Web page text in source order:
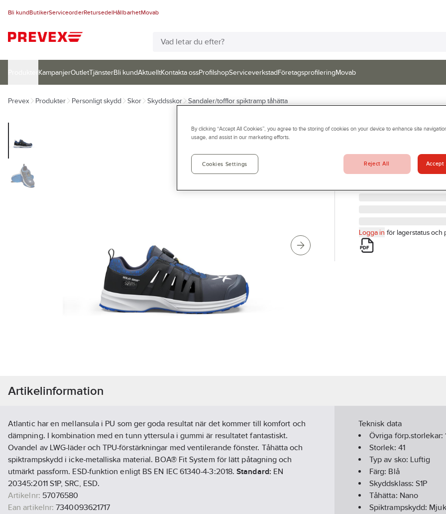
Bli kundButikerServiceorderRetursedelHållbarhetMovab
KampanjerOutletTjänsterBli kundAktuelltKontakta ossProfilshopServiceverkstadFöretagsprofileringMovab
Prevex Produkter Personligt skydd Skor Skyddsskor Sandaler/tofflor spiktramp tåhätta
SOLID GEAR
Skyddssandal
SKYDDSSANDAL
Artikelnr: 57076580
Logga in för lagerstatus och
Artikelinformation
Atlantic har en mellansula i PU som ger goda resultat när det kommer till komfort och
dämpning. I kombination med en tunn yttersula i gummi är resultatet fantastiskt.
Ovandel av LWG-läder och TPU-förstärkningar med ventilerande fönster. Tåhätta och
spiktrampskydd i icke-metalliska material. BOA® Fit System för lätt påtagning och
utmärkt passform. ESD-funktion enligt BS EN IEC 61340-4-3:2018.Standard: EN
20345:2011 S1P, SRC, ESD.
Artikelnr: 57076580
Ean artikelnr: 7340093621717
Teknisk data
Övriga förp.storlekar:
Storlek: 41
Typ av sko: Luftig
Färg: Blå
Skyddsklass:S1P
Tåhätta: Nano
Spiktrampskydd:
By clicking “Accept All Cookies”, you agree to the storing of cookies on your device to enhance site
usage, and assist in our marketing efforts.
Cookies Settings Reject All Accept